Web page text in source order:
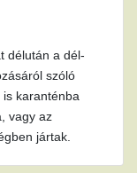
délután a dél-
szóló
karanténba
vagy az
jártak.